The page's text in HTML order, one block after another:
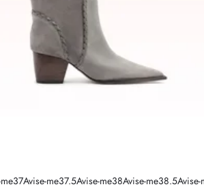
37Avise-me37.5Avise-me38Avise-me38.5Avise-